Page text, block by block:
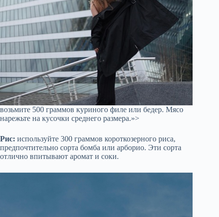
возьмите 500 граммов куриного филе или бедер. Мясо
нарежьте на кусочки среднего размера.»>
Рис: используйте 300 граммов короткозерного риса,
предпочтительно сорта бомба или арборио. Эти сорта
отлично впитывают аромат и соки.